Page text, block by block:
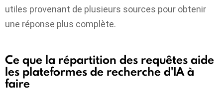
utiles provenant de plusieurs sources pour obtenir
une réponse plus complète.
Ce que la répartition des requêtes aide
les plateformes de recherche d'IA à
faire